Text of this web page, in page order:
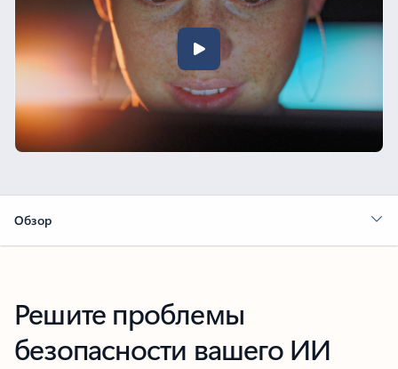
Обзор
Решите проблемы
безопасности вашего ИИ